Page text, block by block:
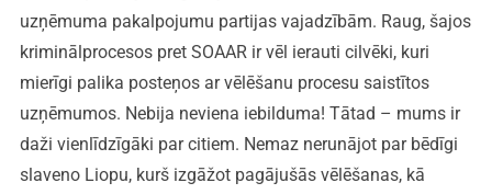
uzņēmuma pakalpojumu partijas vajadzībām. Raug, šajos
kriminālprocesos pret SOAAR ir vēl ierauti cilvēki, kuri
mierīgi palika posteņos ar vēlēšanu procesu saistītos
uzņēmumos. Nebija neviena iebilduma! Tātad – mums ir
daži vienlīdzīgāki par citiem. Nemaz nerunājot par bēdīgi
slaveno Liopu, kurš izgāžot pagājušās vēlēšanas, kā